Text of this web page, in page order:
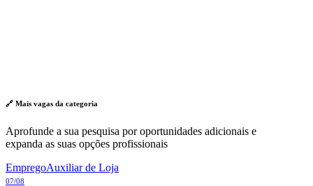
🔗 Mais vagas da categoria
Aprofunde a sua pesquisa por oportunidades adicionais e
expanda as suas opções profissionais
EmpregoAuxiliar de Loja
07/08